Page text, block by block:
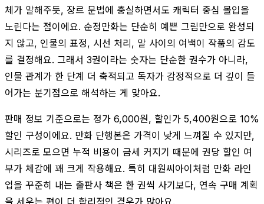
체가 말해주듯, 장르 문법에 충실하면서도 캐릭터 중심 몰입을
노린다는 점이에요. 순정만화는 단순히 예쁜 그림만으로 완성되
지 않고, 인물의 표정, 시선 처리, 말 사이의 여백이 작품의 감도
를 결정해요. 그래서 3권이라는 숫자는 단순한 권수가 아니라,
인물 관계가 한 단계 더 축적되고 독자가 감정적으로 더 깊이 들
어가는 분기점으로 해석하는 게 맞아요.
판매 정보 기준으로는 정가 6,000원, 할인가 5,400원으로 10%
할인 구성이에요. 만화 단행본은 가격이 낮게 느껴질 수 있지만,
시리즈로 모으면 누적 비용이 금세 커지기 때문에 권당 할인 여
부가 체감에 꽤 크게 작용해요. 특히 대원씨아이처럼 만화 라인
업을 꾸준히 내는 출판사 책은 한 권씩 사기보다, 연속 구매 계획
을 세우는 편이 더 합리적인 경우가 많아요.